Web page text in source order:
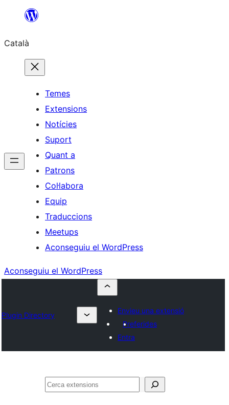
contingut
Català
Temes
Extensions
Notícies
Suport
Quant a
Patrons
Col·labora
Equip
Traduccions
Meetups
Aconseguiu el WordPress
Aconseguiu el WordPress
Plugin Directory
Envieu una extensió
Preferides
Entra
Cerca